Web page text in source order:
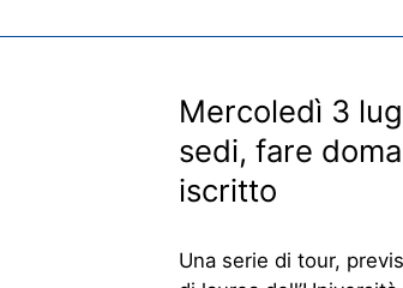
Mercoledì 3
sedi, fare
iscritto
Una serie di tour,